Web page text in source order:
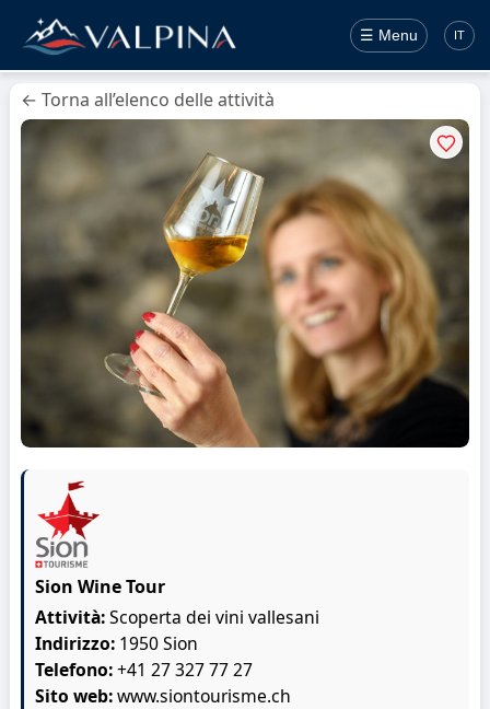
☰ Menu IT
← Torna all’elenco delle attività
Sion Wine Tour
Attività:Scoperta dei vini vallesani
Indirizzo: 1950 Sion
Telefono:+41 27 327 77 27
Sito web:www.siontourisme.ch